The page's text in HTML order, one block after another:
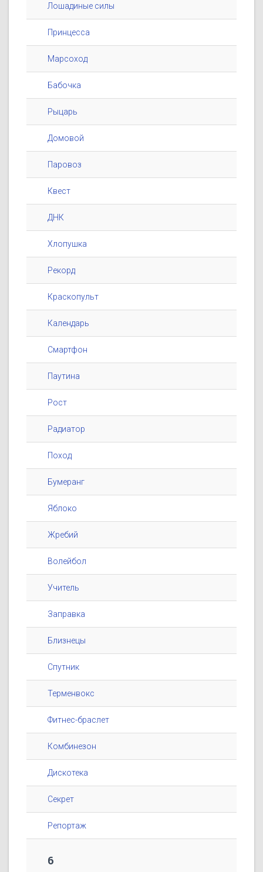
Лошадиные силы
Принцесса
Марсоход
Бабочка
Рыцарь
Домовой
Паровоз
Квест
ДНК
Хлопушка
Рекорд
Краскопульт
Календарь
Смартфон
Паутина
Рост
Радиатор
Поход
Бумеранг
Яблоко
Жребий
Волейбол
Учитель
Заправка
Близнецы
Спутник
Терменвокс
Фитнес-браслет
Комбинезон
Дискотека
Секрет
Репортаж
6